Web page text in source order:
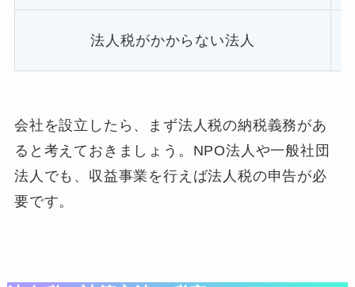
法人税がかからない法人
会社を設立したら、まず法人税の納税義務があ
ると考えておきましょう。NPO法人や一般社団
法人でも、収益事業を行えば法人税の申告が必
要です。